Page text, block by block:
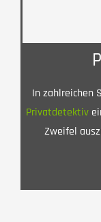
In zahlreichen
Privatdetektiv
Zweifel